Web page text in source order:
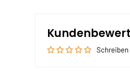
Schreiben